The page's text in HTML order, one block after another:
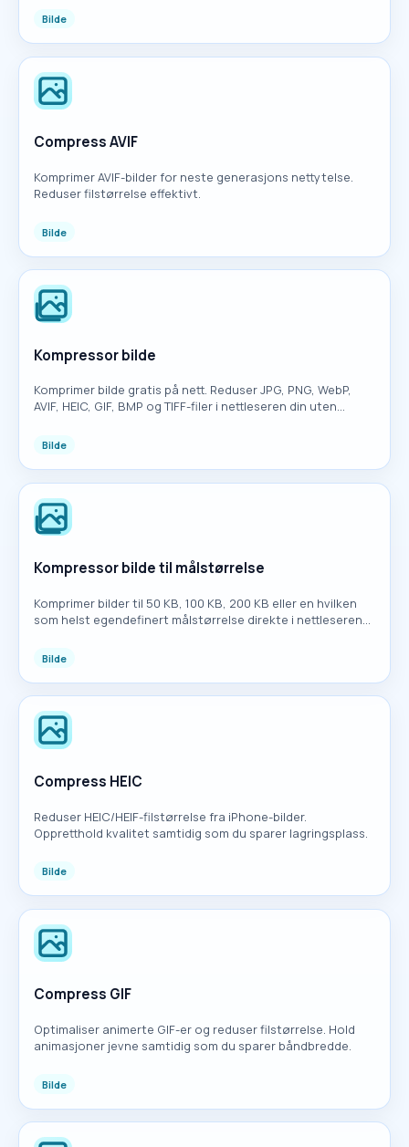
Bilde
Compress AVIF
Komprimer AVIF-bilder for neste generasjons nettytelse.
Reduser filstørrelse effektivt.
Bilde
Kompressor bilde
Komprimer bilde gratis på nett. Reduser JPG, PNG, WebP,
AVIF, HEIC, GIF, BMP og TIFF-filer i nettleseren din uten
Bilde
Kompressor bilde til målstørrelse
Komprimer bilder til 50 KB, 100 KB, 200 KB eller en hvilken
som helst egendefinert målstørrelse direkte i nettleseren
Bilde
Compress HEIC
Reduser HEIC/HEIF-filstørrelse fra iPhone-bilder.
Oppretthold kvalitet samtidig som du sparer lagringsplass.
Bilde
Compress GIF
Optimaliser animerte GIF-er og reduser filstørrelse. Hold
animasjoner jevne samtidig som du sparer båndbredde.
Bilde